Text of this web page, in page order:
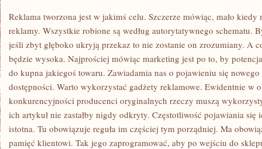
OCZEKIWANEGO
URLOPU.
Reklama tworzona jest w jakimś celu. Szczerze mówiąc, mało
reklamy. Wszystkie robione są według autorytatywnego schematu.
jeśli zbyt głęboko ukryją przekaz to nie zostanie on zrozumiany. A
będzie wysoka. Najprościej mówiąc marketing jest po to, by
do kupna jakiegoś towaru. Zawiadamia nas o pojawieniu się
dostępności. Warto wykorzystać gadżety reklamowe. Ewidentnie w
konkurencyjności producenci oryginalnych rzeczy muszą
ich artykuł nie zastałby nigdy odkryty. Częstotliwość pojawiania się
istotna. Tu obowiązuje reguła im częściej tym porządniej. Ma
pamięć klientowi. Tak jego zaprogramować, aby po wejściu do